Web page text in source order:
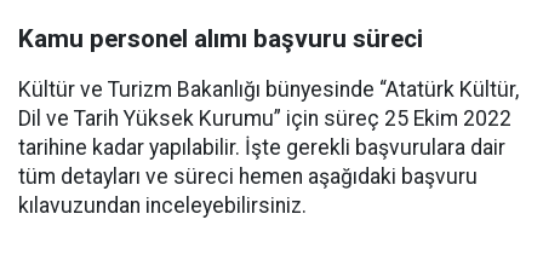
Kamu personel alımı başvuru süreci
Kültür ve Turizm Bakanlığı bünyesinde “Atatürk Kültür,
Dil ve Tarih Yüksek Kurumu” için süreç 25 Ekim 2022
tarihine kadar yapılabilir. İşte gerekli başvurulara dair
tüm detayları ve süreci hemen aşağıdaki başvuru
kılavuzundan inceleyebilirsiniz.